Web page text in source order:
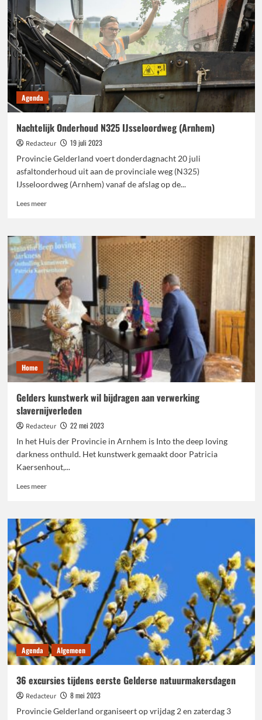
Slimste
Erfgoedvrijwilliger’
Agenda
Nachtelijk Onderhoud N325 IJsseloordweg (Arnhem)
Redacteur
19 juli 2023
Provincie Gelderland voert donderdagnacht 20 juli
asfaltonderhoud uit aan de provinciale weg (N325)
IJsseloordweg (Arnhem) vanaf de afslag op de...
Lees meerLees
Nachtelijk
Onderhoud
N325
IJsseloordweg
(Arnhem)
Home
Gelders kunstwerk wil bijdragen aan verwerking
slavernijverleden
Redacteur
22 mei 2023
In het Huis der Provincie in Arnhem is Into the deep loving
darkness onthuld. Het kunstwerk gemaakt door Patricia
Kaersenhout,...
Lees meerLees
Gelders
kunstwerk
wil
bijdragen
aan
verwerking
slavernijverleden
Agenda Algemeen
36 excursies tijdens eerste Gelderse natuurmakersdagen
Redacteur
8 mei 2023
Provincie Gelderland organiseert op vrijdag 2 en zaterdag 3